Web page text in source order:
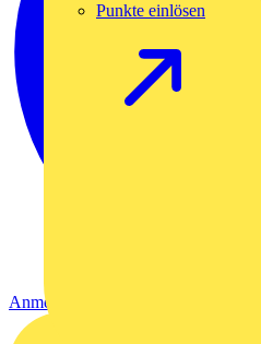
Punkte einlösen
Anmelden